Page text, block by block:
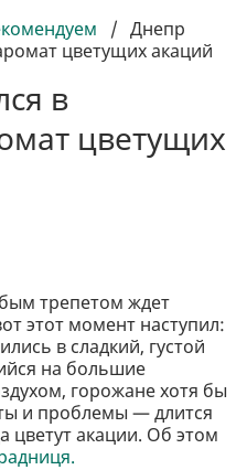
/ Днепр
цветущих акаций
в
цветущих
трепетом ждет
этот момент наступил:
в сладкий, густой
на большие
горожане хотя бы
и проблемы — длится
цветут акации. Об этом